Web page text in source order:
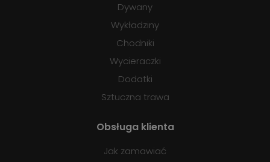
Dywany
Wykładziny
Chodniki
Wycieraczki
Dodatki
Sztuczna trawa
Obsługa klienta
Jak zamawiać